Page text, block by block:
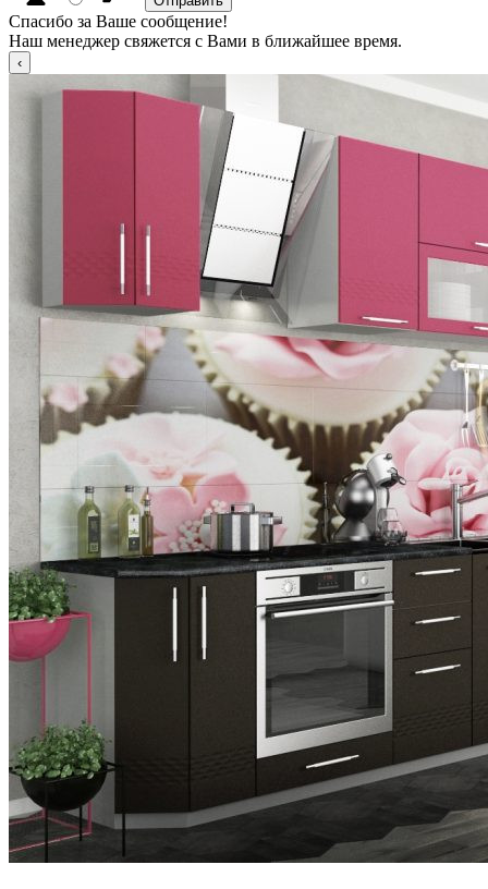
Спасибо за Ваше сообщение!
Наш менеджер свяжется с Вами в ближайшее время.